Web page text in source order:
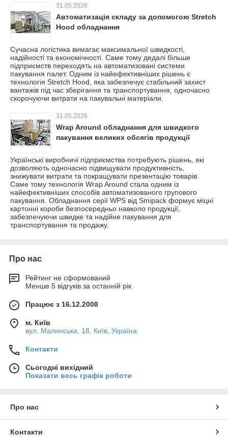
31.05.2026
Автоматизація складу за допомогою Stretch
Hood обладнання
Сучасна логістика вимагає максимальної швидкості,
надійності та економічності. Саме тому дедалі більше
підприємств переходять на автоматизовані системи
пакування палет. Одним із найефективніших рішень є
технологія Stretch Hood, яка забезпечує стабільний захист
вантажів під час зберігання та транспортування, одночасно
скорочуючи витрати на пакувальні матеріали.
31.05.2026
Wrap Around обладнання для швидкого
пакування великих обсягів продукції
Українські виробничі підприємства потребують рішень, які
дозволяють одночасно підвищувати продуктивність,
знижувати витрати та покращувати презентацію товарів.
Саме тому технологія Wrap Around стала одним із
найефективніших способів автоматизованого групового
пакування. Обладнання серії WPS від Smipack формує міцні
картонні короби безпосередньо навколо продукції,
забезпечуючи швидке та надійне пакування для
транспортування та продажу.
Про нас
Рейтинг не сформований
Менше 5 відгуків за останній рік
Працює з 16.12.2008
м. Київ
вул. Малинська, 18, Київ, Україна
Контакти
Сьогодні вихідний
Показати весь графік роботи
Про нас
Контакти